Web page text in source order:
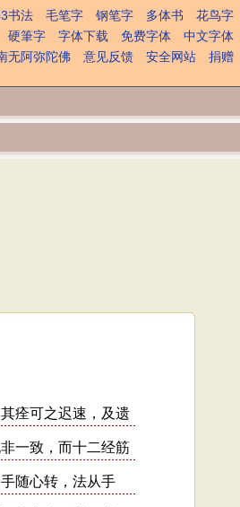
书法 毛笔字 钢笔字 多体书
花鸟字
硬筆字 字体下载 免费字体
中文字体
无阿弥陀佛 意见反馈 安全网站
捐赠